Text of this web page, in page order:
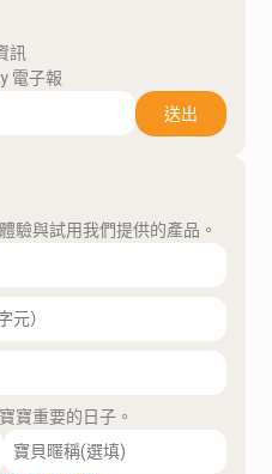
訊
電子報
送出
驗與試用我們提供的產品。
寶重要的日子。